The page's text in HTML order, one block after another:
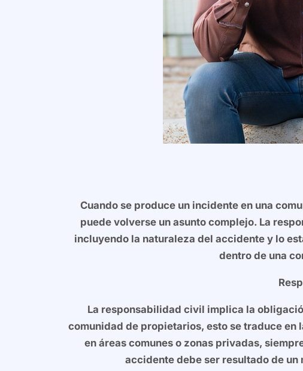
Cuando se produce un incidente en una
puede volverse un asunto complejo. La
incluyendo la naturaleza del accidente y lo
dentro de una
La responsabilidad civil implica la
comunidad de propietarios, esto se traduce
en áreas comunes o zonas privadas,
accidente debe ser resultado de